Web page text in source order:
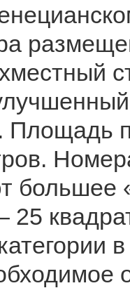
Площадь
большее
25